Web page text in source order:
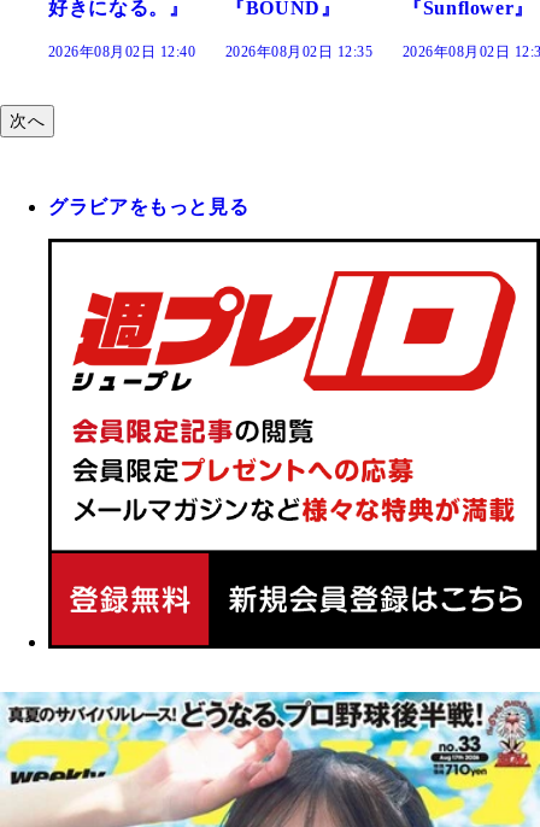
『BOUND』
2026年08月02日 12:35
『Sunflower』
2026年08月02日 12:30
だまり』
2026年08月02日
次へ
グラビアをもっと見る